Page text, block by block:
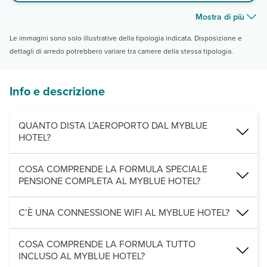
Mostra di più
Le immagini sono solo illustrative della tipologia indicata. Disposizione e
dettagli di arredo potrebbero variare tra camere della stessa tipologia.
Info e descrizione
QUANTO DISTA L’AEROPORTO DAL MYBLUE
HOTEL?
Il Myblue Hotel dista 55 km dall 'aeroporto di Stone Town. Il
COSA COMPRENDE LA FORMULA SPECIALE
PENSIONE COMPLETA AL MYBLUE HOTEL?
Con la formula ensione completa al Myblue Hotel, sono inclusi
C’È UNA CONNESSIONE WIFI AL MYBLUE HOTEL?
La connessione wi-fi è gratuita in reception. La connessione wi-
COSA COMPRENDE LA FORMULA TUTTO
INCLUSO AL MYBLUE HOTEL?